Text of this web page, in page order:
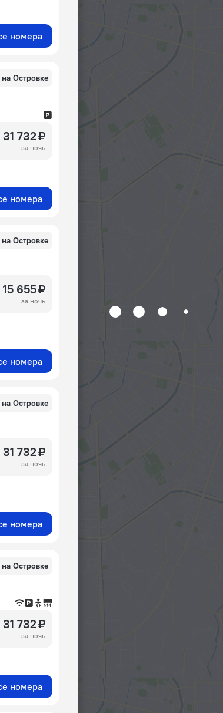
номера
Островке
31 732 ₽
за ночь
номера
Островке
15 655 ₽
за ночь
номера
Островке
31 732 ₽
за ночь
номера
Островке
31 732 ₽
за ночь
номера